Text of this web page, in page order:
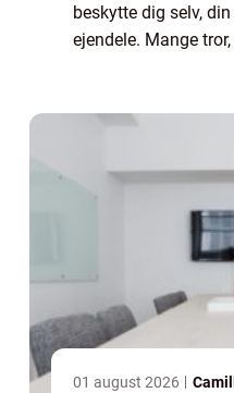
beskytte dig selv,
ejendele. Mange
01 august 2026